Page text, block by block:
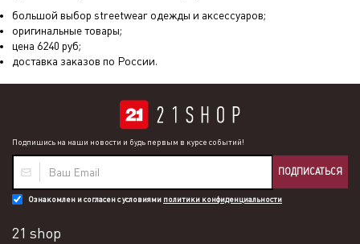
большой выбор streetwear одежды и аксессуаров;
оригинальные товары;
цена 6240 руб;
доставка заказов по России.
Подпишись на наши новости и будь первым в курсе событий!
ПОДПИСАТЬСЯ
Ознакомлен и согласен с условиями политики конфиденциальности
21 shop